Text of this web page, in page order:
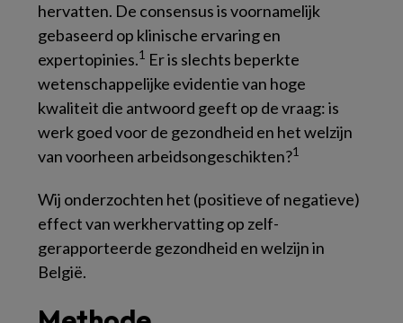
hervatten. De consensus is voornamelijk
gebaseerd op klinische ervaring en
expertopinies.1 Er is slechts beperkte
wetenschappelijke evidentie van hoge
kwaliteit die antwoord geeft op de vraag: is
werk goed voor de gezondheid en het welzijn
van voorheen arbeidsongeschikten?1
Wij onderzochten het (positieve of negatieve)
effect van werkhervatting op zelf-
gerapporteerde gezondheid en welzijn in
België.